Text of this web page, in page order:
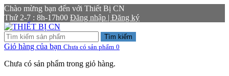
Chào mừng bạn đến với Thiết Bị CN
Thứ 2-7 : 8h-17h00 Đăng nhập | Đăng ký
Tìm kiếm
Giỏ hàng của bạn Chưa có sản phẩm 0
Chưa có sản phẩm trong giỏ hàng.